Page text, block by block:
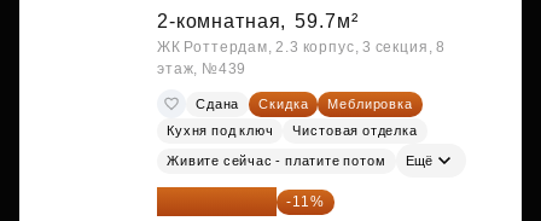
2-комнатная, 59.7м²
ЖК Роттердам, 2.3 корпус, 3 секция, 8
этаж, №439
Сдана Скидка
Меблировка
Кухня под ключ
Чистовая отделка
Живите сейчас - платите потом Ещё
38 447 039 ₽ -11%